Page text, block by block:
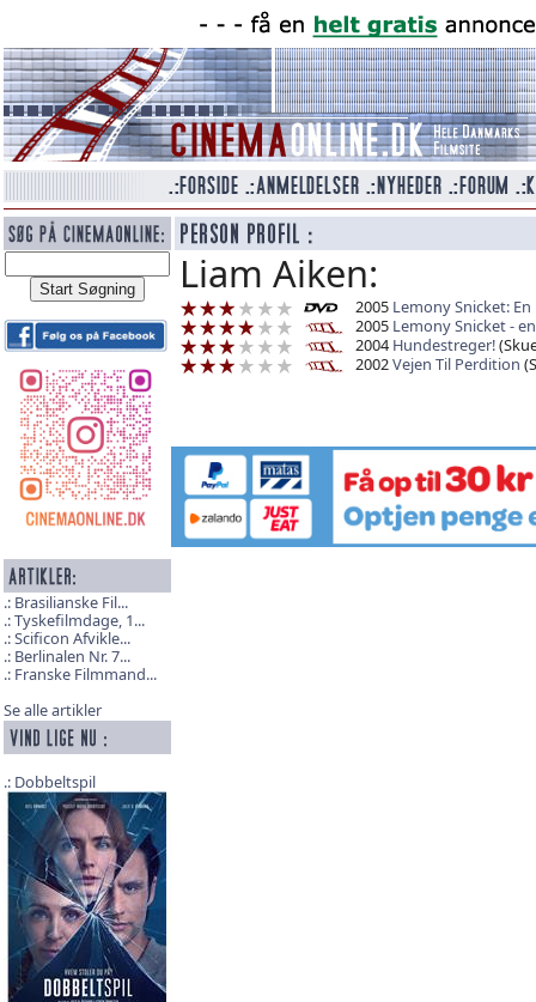
Brasilianske Fil...
Tyskefilmdage, 1...
Scificon Afvikle...
Berlinalen Nr. 7...
Franske Filmmand...
Se alle artikler
Dobbeltspil
Liam Aiken:
2005 Lemony Snicket:
2005 Lemony Snicket -
2004 Hundestreger!
2002Vejen Til Perdition